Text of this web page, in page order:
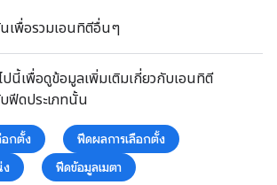
เพื่อรวมเอนทิตีอื่นๆ
ปนี้เพื่อดูข้อมูลเพิ่มเติมเกี่ยวกับเอนทิตี
ฟีดประเภทนั้น
อกตั้ง
ฟีดผลการเลือกตั้ง
ง
ฟีดข้อมูลเมตา